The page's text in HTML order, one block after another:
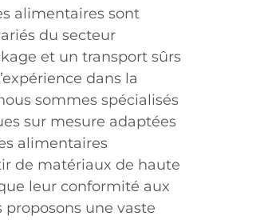
alimentaires sont
du secteur
et un transport sûrs
dans la
sommes spécialisés
sur mesure adaptées
alimentaires
de matériaux de haute
leur conformité aux
une vaste